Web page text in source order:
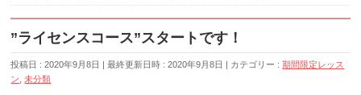
”ライセンスコース”スタートです！
投稿日 : 2020年9月8日 最終更新日時 : 2020年9月8日 カテゴリー :期間限定レッス
ン ,未分類